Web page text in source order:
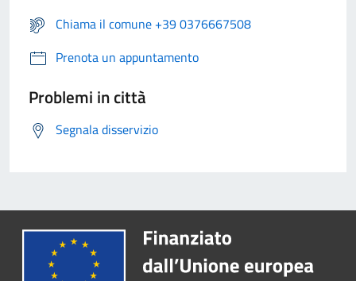
Chiama il comune +39 0376667508
Prenota un appuntamento
Problemi in città
Segnala disservizio